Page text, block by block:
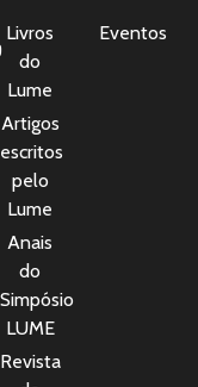
Livros
do
Lume
Artigos
escritos
pelo
Lume
Anais
do
Simpósio
LUME
Revista
Eventos